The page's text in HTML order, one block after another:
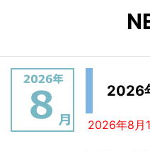
2026
2026年8月